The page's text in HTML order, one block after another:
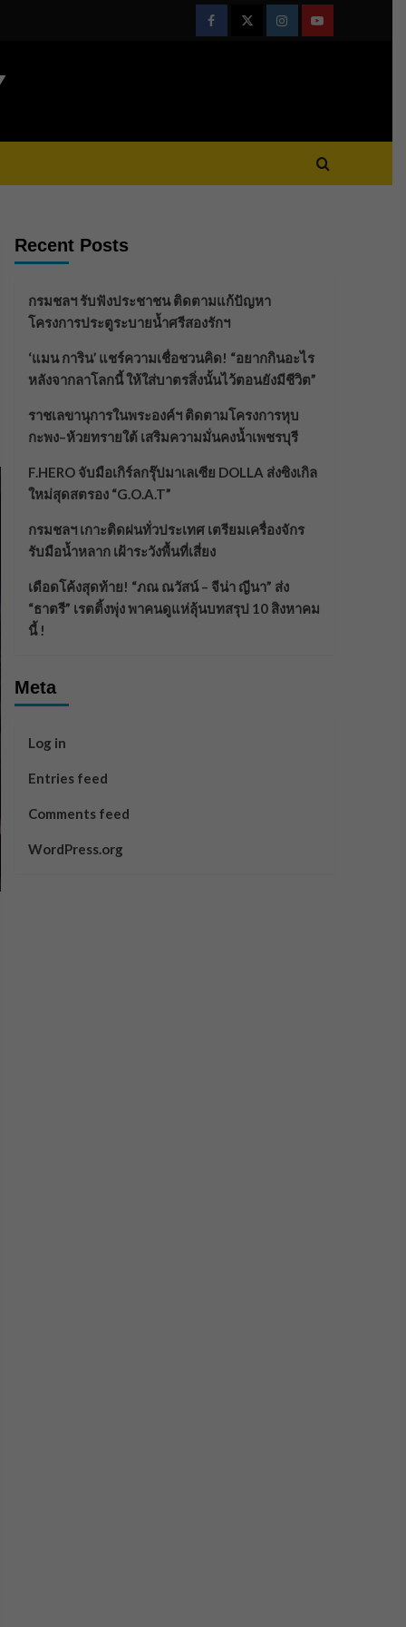
FacebookTwitterInstagramYoutube
Recent Posts
กรมชลฯ รับฟังประชาชน ติดตามแก้ปัญหา
โครงการประตูระบายน้ำศรีสองรักฯ
‘แมน การิน’ แชร์ความเชื่อชวนคิด! “อยากกินอะไร
หลังจากลาโลกนี้ ให้ใส่บาตรสิ่งนั้นไว้ตอนยังมีชีวิต”
ราชเลขานุการในพระองค์ฯ ติดตามโครงการหุบ
กะพง–ห้วยทรายใต้ เสริมความมั่นคงน้ำเพชรบุรี
F.HERO จับมือเกิร์ลกรุ๊ปมาเลเซีย DOLLA ส่งซิงเกิล
ใหม่สุดสตรอง “G.O.A.T”
กรมชลฯ เกาะติดฝนทั่วประเทศ เตรียมเครื่องจักร
รับมือน้ำหลาก เฝ้าระวังพื้นที่เสี่ยง
เดือดโค้งสุดท้าย! “ภณ ณวัสน์ – จีน่า ญีนา” ส่ง
“ธาตรี” เรตติ้งพุ่ง พาคนดูแห่ลุ้นบทสรุป 10 สิงหาคม
นี้ !
Meta
Log in
Entries feed
Comments feed
WordPress.org